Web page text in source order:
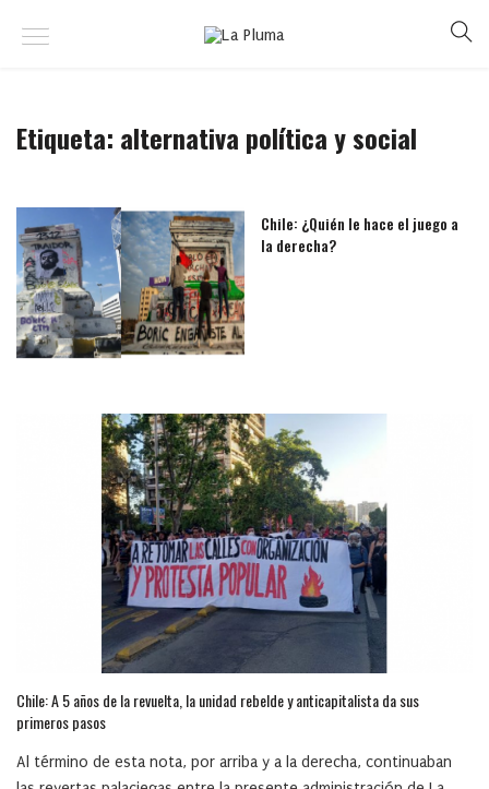
Etiqueta: alternativa política y social
Chile: ¿Quién le hace el juego a
la derecha?
Chile: A 5 años de la revuelta, la unidad rebelde y anticapitalista da sus
primeros pasos
Al término de esta nota, por arriba y a la derecha, continuaban